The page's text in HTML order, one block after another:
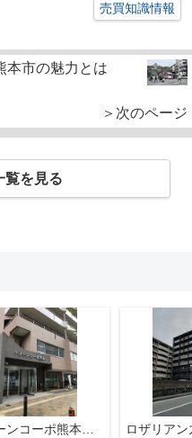
売買知識情報
本市の魅力とは
＞次のページ
覧を見る
グリーンコーポ熊本Ａ棟
ロザリアン